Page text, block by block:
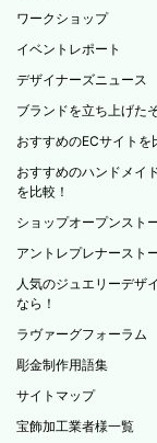
ワークショップ
イベントレポート
デザイナーズニュース
ブランドを立ち上げた
おすすめのECサイトを
おすすめのハンドメイ
を比較！
ショップオープンスト
アントレプレナースト
人気のジュエリーデザ
なら！
ラヴァーグフォーラム
彫金制作用語集
サイトマップ
宝飾加工業者様一覧